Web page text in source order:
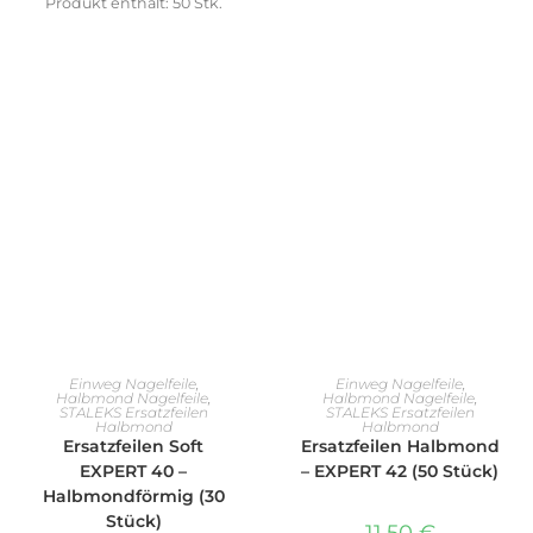
AUSFÜHRUNG WÄHLEN
Einweg Nagelfeile,
Halbmond Nagelfeile
STALEKS Ersatzfeilen
Halbmond
Ersatzfeilen Soft
EXPERT 40 –
Halbmondförmig (30
Stück)
AUSFÜHRUNG WÄHLEN
Einweg Nagelfeile,
Halbmond Nagelfeile
STALEKS Ersatzfeilen
Halbmond
Ersatzfeilen Halbmond
– EXPERT 42 (50 Stück)